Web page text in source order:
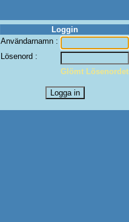
Loggin
Användarnamn :
Lösenord :
Glömt Lösenordet